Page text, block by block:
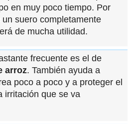
en muy poco tiempo. Por
suero completamente
de mucha utilidad.
frecuente es el de
arroz. También ayuda a
poco a poco y a proteger el
irritación que se va